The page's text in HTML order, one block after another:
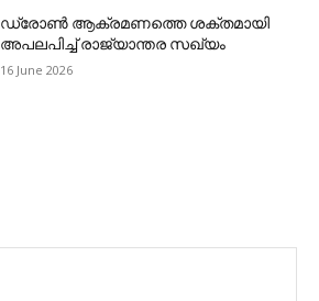
ഡ്രോണ്‍ ആക്രമണത്തെ ശക്തമായി
അപലപിച്ച് രാജ്യാന്തര സഖ്യം
16 June 2026